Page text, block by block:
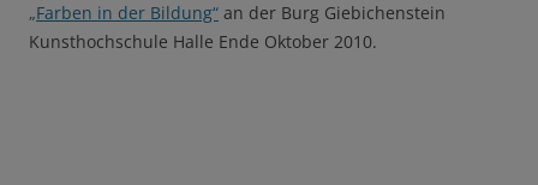
„Farben in der Bildung“ an der Burg Giebichenstein
Kunsthochschule Halle Ende Oktober 2010.